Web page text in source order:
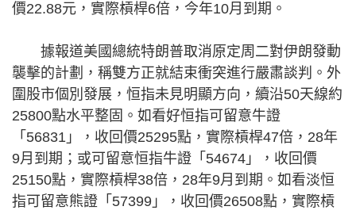
價22.88元，實際槓桿6倍，今年10月到期。
據報道美國總統特朗普取消原定周二對伊朗發動
襲擊的計劃，稱雙方正就結束衝突進行嚴肅談判。外
圍股市個別發展，恒指未見明顯方向，續沿50天線約
25800點水平整固。如看好恒指可留意牛證
「56831」，收回價25295點，實際槓桿47倍，28年
9月到期；或可留意恒指牛證「54674」，收回價
25150點，實際槓桿38倍，28年9月到期。如看淡恒
指可留意熊證「57399」，收回價26508點，實際槓